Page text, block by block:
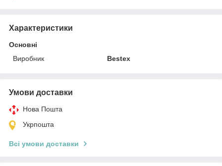
Характеристики
Основні
Виробник
Bestex
Умови доставки
Нова Пошта
Укрпошта
Всі умови доставки